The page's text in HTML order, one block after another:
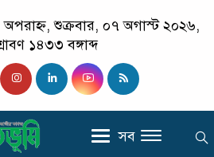
শুক্রবার, ০৭ অগাস্ট ২০২৬,
১৪৩৩ বঙ্গাব্দ
সব